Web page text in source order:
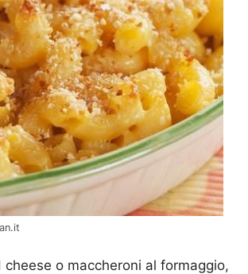
o maccheroni al formaggio,